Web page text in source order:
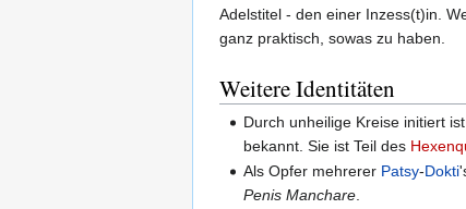
Adelstitel - den einer Inzess(t)in.
ganz praktisch, sowas zu haben.
Weitere Identitäten
Durch unheilige Kreise initiert
bekannt. Sie ist Teil des
Als Opfer mehrerer Patsy-Dokti
Penis Manchare.